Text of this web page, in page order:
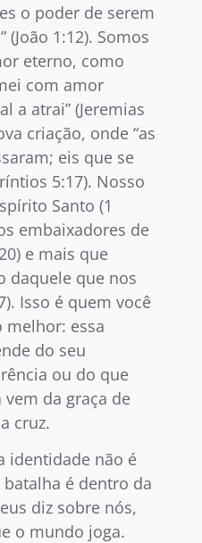
o poder de serem
1:12). Somos
eterno, como
com amor
a atrai” (Jeremias
criação, onde “as
eis que se
5:17). Nosso
Santo (1
embaixadores de
e mais que
daquele que nos
Isso é quem você
melhor: essa
do seu
ou do que
da graça de
cruz.
identidade não é
é dentro da
diz sobre nós,
o mundo joga.